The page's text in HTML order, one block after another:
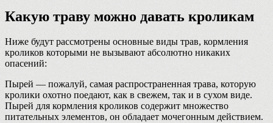
Какую траву можно давать кроликам
Ниже будут рассмотрены основные виды трав, кормления
кроликов которыми не вызывают абсолютно никаких
опасений:
Пырей — пожалуй, самая распространенная трава, которую
кролики охотно поедают, как в свежем, так и в сухом виде.
Пырей для кормления кроликов содержит множество
питательных элементов, он обладает мочегонным действием.